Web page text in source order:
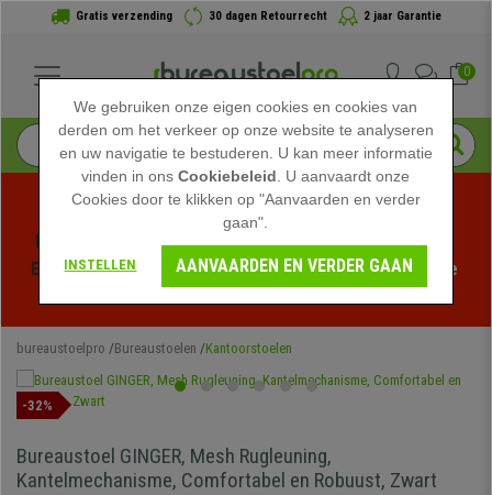
Gratis verzending 30 dagen Retourrecht 2 jaar Garantie
0
Profiteer van de Zomeruitverkoop bij bureaustoelpro!
Exclusieve kortingen voor een beperkte tijd - Bekijk de
bureaustoelpro Bureaustoelen Kantoorstoelen
-32%
Bureaustoel GINGER, Mesh Rugleuning,
Kantelmechanisme, Comfortabel en Robuust, Zwart
We gebruiken onze eigen cookies en cookies van
derden om het verkeer op onze website te analyseren
en uw navigatie te bestuderen. U kan meer informatie
vinden in onsCookiebeleid . U aanvaardt onze
Cookies door te klikken op "Aanvaarden en verder
gaan".
INSTELLEN AANVAARDEN EN VERDER GAAN